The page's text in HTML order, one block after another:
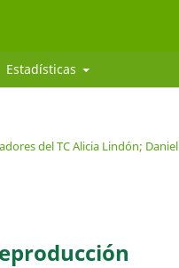
Estadísticas
del TC Alicia Lindón; Daniel